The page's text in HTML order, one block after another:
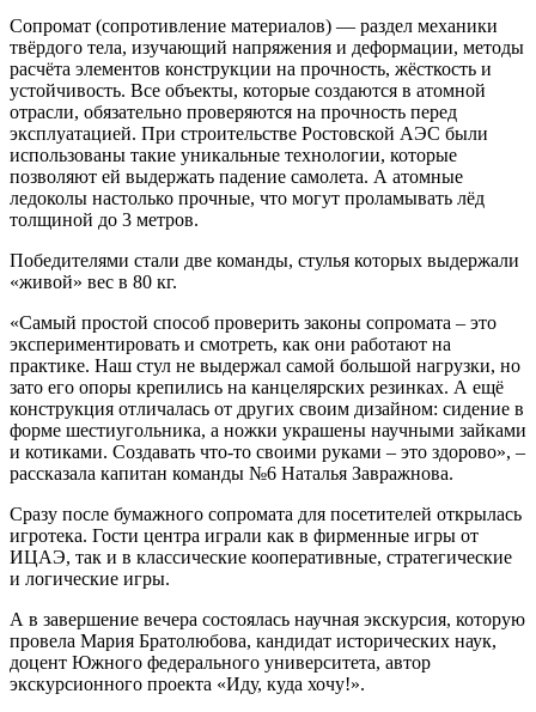
Сопромат (сопротивление материалов) — раздел механики
твёрдого тела, изучающий напряжения и деформации, методы
расчёта элементов конструкции на прочность, жёсткость и
устойчивость. Все объекты, которые создаются в атомной
отрасли, обязательно проверяются на прочность перед
эксплуатацией. При строительстве Ростовской АЭС были
использованы такие уникальные технологии, которые
позволяют ей выдержать падение самолета. А атомные
ледоколы настолько прочные, что могут проламывать лёд
толщиной до 3 метров.
Победителями стали две команды, стулья которых выдержали
«живой» вес в 80 кг.
«Самый простой способ проверить законы сопромата – это
экспериментировать и смотреть, как они работают на
практике. Наш стул не выдержал самой большой нагрузки, но
зато его опоры крепились на канцелярских резинках. А ещё
конструкция отличалась от других своим дизайном: сидение в
форме шестиугольника, а ножки украшены научными зайками
и котиками. Создавать что-то своими руками – это здорово», –
рассказала капитан команды №6 Наталья Завражнова.
Сразу после бумажного сопромата для посетителей открылась
игротека. Гости центра играли как в фирменные игры от
ИЦАЭ, так и в классические кооперативные, стратегические
и логические игры.
А в завершение вечера состоялась научная экскурсия, которую
провела Мария Братолюбова, кандидат исторических наук,
доцент Южного федерального университета, автор
экскурсионного проекта «Иду, куда хочу!».